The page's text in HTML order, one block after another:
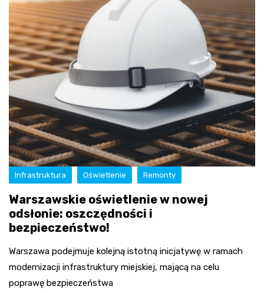
Infrastruktura Oświetlenie Remonty
Warszawskie oświetlenie w nowej
odsłonie: oszczędności i
bezpieczeństwo!
Warszawa podejmuje kolejną istotną inicjatywę w ramach
modernizacji infrastruktury miejskiej, mającą na celu
poprawę bezpieczeństwa